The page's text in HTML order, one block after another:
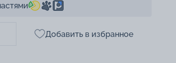
Добавить в избранное